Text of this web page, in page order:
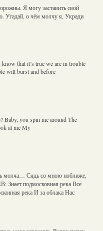
Я могу заставить свой
Угадай, о чём молчу я, Укради
that it’s true we are in trouble
will burst and before
Baby, you spin me around The
at me My
молча… Сядь со мною поближе,
подмосковная река Все
река И за облака Нас